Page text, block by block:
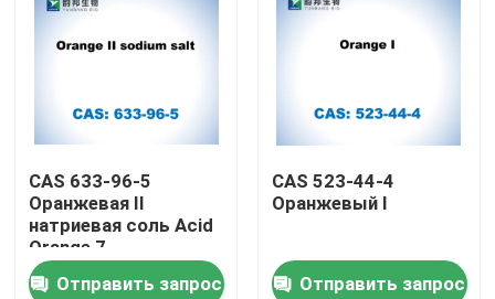
CAS 633-96-5
Оранжевая II
натриевая соль Acid
Orange 7
Отправить запрос
CAS 523-44-4
Оранжевый I
Отправить запрос